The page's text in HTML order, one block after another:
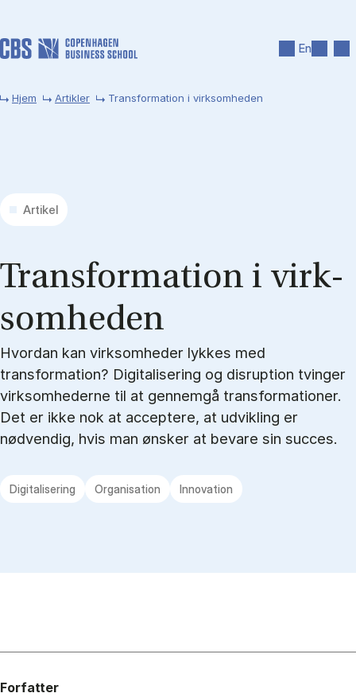
En
Hjem Artikler Transformation i virksomheden
Artikel
Trans­for­ma­tion i virk­
som­he­den
Hvordan kan virksomheder lykkes med
transformation? Digitalisering og disruption tvinger
virksomhederne til at gennemgå transformationer.
Det er ikke nok at acceptere, at udvikling er
nødvendig, hvis man ønsker at bevare sin succes.
Digitalisering Organisation Innovation
Forfatter